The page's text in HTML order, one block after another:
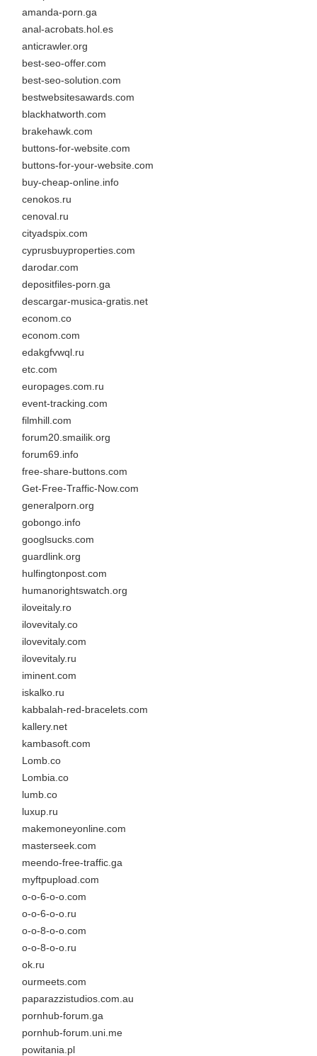
amanda-porn.ga
anal-acrobats.hol.es
anticrawler.org
best-seo-offer.com
best-seo-solution.com
bestwebsitesawards.com
blackhatworth.com
brakehawk.com
buttons-for-website.com
buttons-for-your-website.com
buy-cheap-online.info
cenokos.ru
cenoval.ru
cityadspix.com
cyprusbuyproperties.com
darodar.com
depositfiles-porn.ga
descargar-musica-gratis.net
econom.co
econom.com
edakgfvwql.ru
etc.com
europages.com.ru
event-tracking.com
filmhill.com
forum20.smailik.org
forum69.info
free-share-buttons.com
Get-Free-Traffic-Now.com
generalporn.org
gobongo.info
googlsucks.com
guardlink.org
hulfingtonpost.com
humanorightswatch.org
iloveitaly.ro
ilovevitaly.co
ilovevitaly.com
ilovevitaly.ru
iminent.com
iskalko.ru
kabbalah-red-bracelets.com
kallery.net
kambasoft.com
Lomb.co
Lombia.co
lumb.co
luxup.ru
makemoneyonline.com
masterseek.com
meendo-free-traffic.ga
myftpupload.com
o-o-6-o-o.com
o-o-6-o-o.ru
o-o-8-o-o.com
o-o-8-o-o.ru
ok.ru
ourmeets.com
paparazzistudios.com.au
pornhub-forum.ga
pornhub-forum.uni.me
powitania.pl